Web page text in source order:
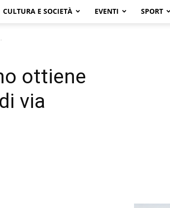
CULTURA E SOCIETÀ EVENTI SPORT
ottiene
via